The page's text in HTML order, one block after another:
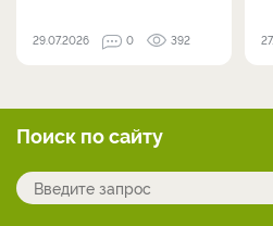
29.07.2026 0 392
Поиск по сайту